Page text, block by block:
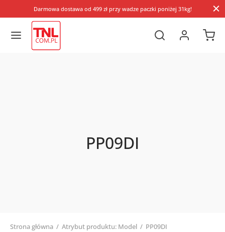
Darmowa dostawa od 499 zł przy wadze paczki poniżej 31kg!
PP09DI
Strona główna / Atrybut produktu: Model / PP09DI